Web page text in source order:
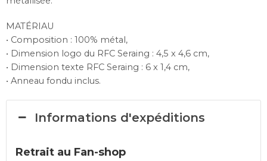
MATÉRIAU
• Composition : 100% métal,
• Dimension logo du RFC Seraing : 4,5 x 4,6 cm,
• Dimension texte RFC Seraing : 6 x 1,4 cm,
• Anneau fondu inclus.
Informations d'expéditions
Retrait au Fan-shop